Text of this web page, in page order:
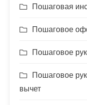
Пошаговая
Пошаговое
Пошаговое
Пошаговое
вычет